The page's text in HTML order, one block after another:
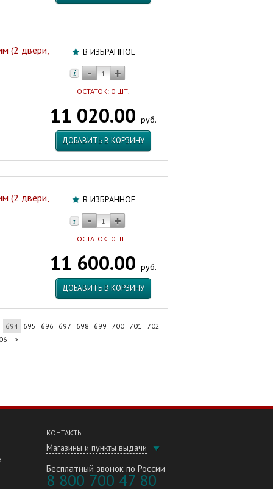
В ИЗБРАННОЕ
ОСТАТОК: 0 ШТ.
11 020.00 руб.
ДОБАВИТЬ В КОРЗИНУ
(2 двери,
В ИЗБРАННОЕ
ОСТАТОК: 0 ШТ.
11 600.00 руб.
ДОБАВИТЬ В КОРЗИНУ
(2 двери,
694 695 696 697 698 699 700 701
702
>
КОНТАКТЫ
Магазины и пункты выдачи
Бесплатный звонок по России
8 800 700 47 80